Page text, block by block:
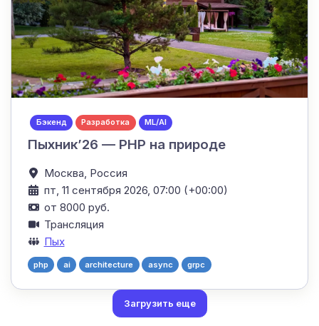
Бэкенд Разработка ML/AI
Пыхник’26 — PHP на природе
Москва, Россия
пт, 11 сентября 2026, 07:00 (+00:00)
от 8000 руб.
Трансляция
Пых
php ai architecture async grpc
Загрузить еще